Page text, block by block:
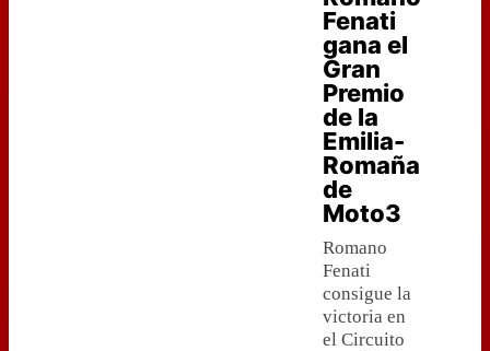
Fenati
gana el
Gran
Premio
de la
Emilia-
Romaña
de
Moto3
Romano
Fenati
consigue la
victoria en
el Circuito